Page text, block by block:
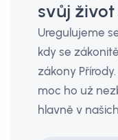
svůj
Uregulujeme
kdy se
zákony
moc ho už
hlavně v